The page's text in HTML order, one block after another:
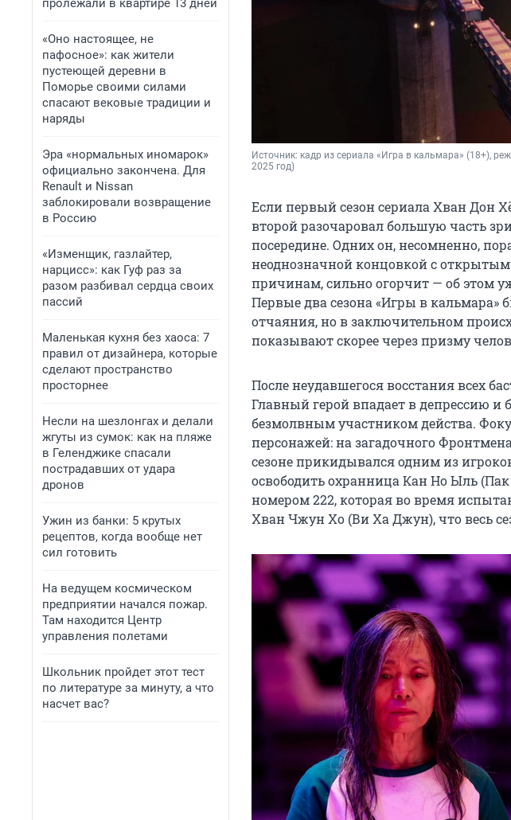
пролежали в квартире 13 дней
«Оно настоящее, не
пафосное»: как жители
пустеющей деревни в
Поморье своими силами
спасают вековые традиции и
наряды
Эра «нормальных иномарок»
официально закончена. Для
Renault и Nissan
заблокировали возвращение
в Россию
«Изменщик, газлайтер,
нарцисс»: как Гуф раз за
разом разбивал сердца своих
пассий
Маленькая кухня без хаоса: 7
правил от дизайнера, которые
сделают пространство
просторнее
Несли на шезлонгах и делали
жгуты из сумок: как на пляже
в Геленджике спасали
пострадавших от удара
дронов
Ужин из банки: 5 крутых
рецептов, когда вообще нет
сил готовить
На ведущем космическом
предприятии начался пожар.
Там находится Центр
управления полетами
Школьник пройдет этот тест
по литературе за минуту, а что
насчет вас?
Источник: кадр из сериала «Игра в кальмара» (18+),
2025 год)
Если первый сезон сериала Хван Дон
второй разочаровал большую часть
посередине. Одних он, несомненно,
неоднозначной концовкой с
причинам, сильно огорчит — об этом
Первые два сезона «Игры в
отчаяния, но в заключительном
показывают скорее через призму
После неудавшегося восстания всех
Главный герой впадает в депрессию и
безмолвным участником действа.
персонажей: на загадочного
сезоне прикидывался одним из
освободить охранница Кан Но Ыль
номером 222, которая во время
Хван Чжун Хо (Ви Ха Джун), что весь